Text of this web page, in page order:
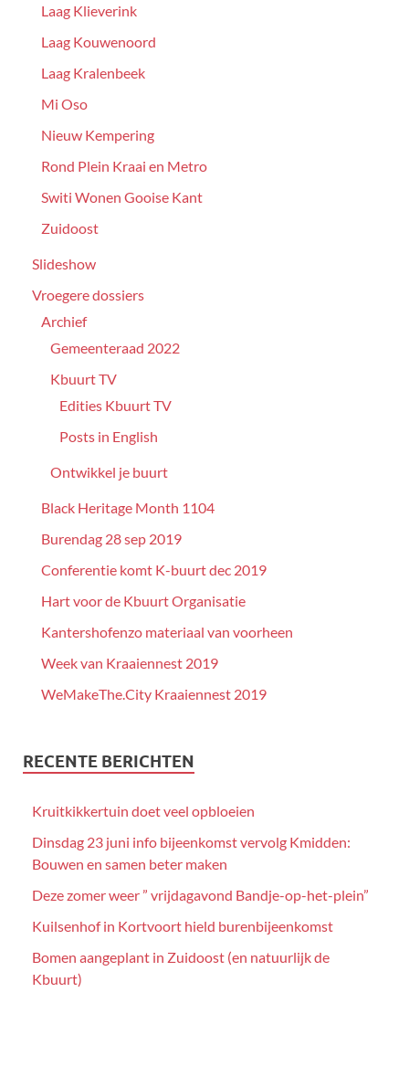
Laag Klieverink
Laag Kouwenoord
Laag Kralenbeek
Mi Oso
Nieuw Kempering
Rond Plein Kraai en Metro
Switi Wonen Gooise Kant
Zuidoost
Slideshow
Vroegere dossiers
Archief
Gemeenteraad 2022
Kbuurt TV
Edities Kbuurt TV
Posts in English
Ontwikkel je buurt
Black Heritage Month 1104
Burendag 28 sep 2019
Conferentie komt K-buurt dec 2019
Hart voor de Kbuurt Organisatie
Kantershofenzo materiaal van voorheen
Week van Kraaiennest 2019
WeMakeThe.City Kraaiennest 2019
RECENTE BERICHTEN
Kruitkikkertuin doet veel opbloeien
Dinsdag 23 juni info bijeenkomst vervolg Kmidden:
Bouwen en samen beter maken
Deze zomer weer ” vrijdagavond Bandje-op-het-plein”
Kuilsenhof in Kortvoort hield burenbijeenkomst
Bomen aangeplant in Zuidoost (en natuurlijk de
Kbuurt)